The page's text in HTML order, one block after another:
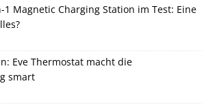
1 Magnetic Charging Station im Test: Eine
Eve Thermostat macht die
smart